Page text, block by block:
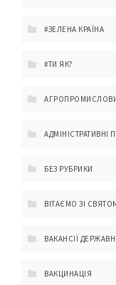
#ЗЕЛЕНА КРАЇНА
#ТИ ЯК?
АДМІНІСТРАТИВНІ
БЕЗ РУБРИКИ
ВІТАЄМО ЗІ
ВАКАНСІЇ
ВАКЦИНАЦІЯ